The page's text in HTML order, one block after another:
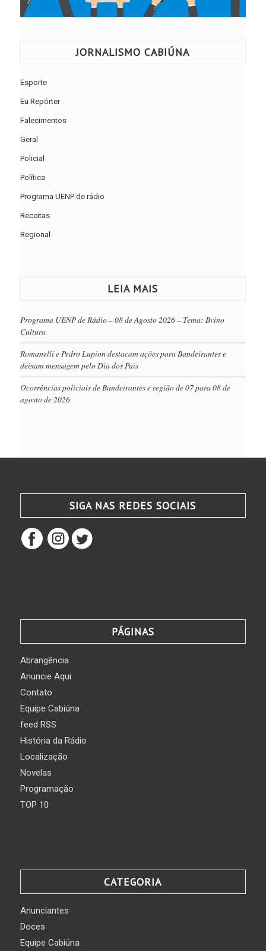
JORNALISMO CABIÚNA
Esporte
Eu Repórter
Falecimentos
Geral
Policial
Política
Programa UENP de rádio
Receitas
Regional
LEIA MAIS
Programa UENP de Rádio – 08 de Agosto 2026 – Tema: Bvino
Cultura
Romanelli e Pedro Lupion destacam ações para Bandeirantes e
deixam mensagem pelo Dia dos Pais
Ocorrências policiais de Bandeirantes e região de 07 para 08 de
agosto de 2026
SIGA NAS REDES SOCIAIS
PÁGINAS
Abrangência
Anuncie Aqui
Contato
Equipe Cabiúna
feed RSS
História da Rádio
Localização
Novelas
Programação
TOP 10
CATEGORIA
Anunciantes
Doces
Equipe Cabiúna